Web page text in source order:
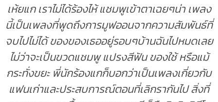
เห้ยแก เราไม่ได้ร้องไห้ แชมพูเข้าตาเฉยๆน่า เพลง
นี้เป็นเพลงที่พูดถึงการมูฟออนจากความสัมพันธ์ที่
จบไปไม่ได้ ของของเธออยู่รอบๆบ้านฉันไปหมดเลย
ไม่ว่าจะเป็นขวดแชมพู แปรงสีฟัน ของใช้ หรือแม้
กระทั่งขยะ พี่นักร้องแกก็บอกว่าเป็นเพลงเกี่ยวกับ
แฟนเก่าและประสบการณ์ตอนที่เลิกรากันไป สิ่งที่